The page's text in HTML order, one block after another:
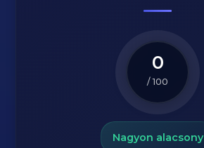
0
/ 100
Nagyon alacsony